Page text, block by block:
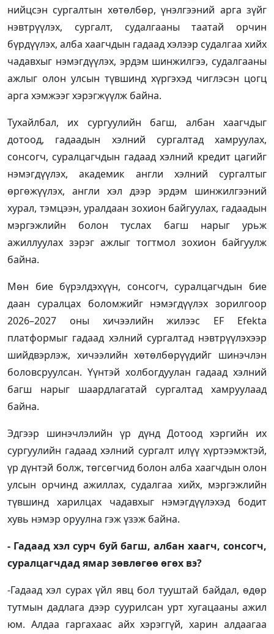
нийцсэн сургалтын хөтөлбөр, үнэлгээний арга зүйг
нэвтрүүлэх, сургалт, судалгааны таатай орчин
бүрдүүлэх, алба хаагчдын гадаад хэлээр судалгаа хийх
чадавхыг нэмэгдүүлэх, эрдэм шинжилгээ, судалгааны
ажлыг олон улсын түвшинд хүргэхэд чиглэсэн цогц
арга хэмжээг хэрэгжүүлж байна.
Тухайлбал, их сургуулийн багш, албан хаагчдыг
дотоод, гадаадын хэлний сургалтад хамруулах,
сонсогч, суралцагчдын гадаад хэлний кредит цагийг
нэмэгдүүлэх, академик англи хэлний сургалтыг
өргөжүүлэх, англи хэл дээр эрдэм шинжилгээний
хурал, тэмцээн, уралдаан зохион байгуулах, гадаадын
мэргэжлийн болон туслах багш нарыг урьж
ажиллуулах зэрэг ажлыг тогтмол зохион байгуулж
байна.
Мөн бие бүрэлдэхүүн, сонсогч, суралцагчдын бие
даан суралцах боломжийг нэмэгдүүлэх зорилгоор
2026–2027 оны хичээлийн жилээс EF Efekta
платформыг гадаад хэлний сургалтад нэвтрүүлэхээр
шийдвэрлэж, хичээлийн хөтөлбөрүүдийг шинэчлэн
боловсруулсан. Үүнтэй холбогдуулан гадаад хэлний
багш нарыг шаардлагатай сургалтад хамруулаад
байна.
Эдгээр шинэчлэлийн үр дүнд Дотоод хэргийн их
сургуулийн гадаад хэлний сургалт илүү хүртээмжтэй,
үр дүнтэй болж, төгсөгчид болон алба хаагчдын олон
улсын орчинд ажиллах, судалгаа хийх, мэргэжлийн
түвшинд харилцах чадавхыг нэмэгдүүлэхэд бодит
хувь нэмэр оруулна гэж үзэж байна.
- Гадаад хэл сурч буй багш, албан хаагч, сонсогч,
суралцагчдад ямар зөвлөгөө өгөх вэ?
-Гадаад хэл сурах үйл явц бол тууштай байдал, өдөр
тутмын дадлага дээр суурилсан урт хугацааны ажил
юм. Алдаа гаргахаас айх хэрэггүй, харин алдаагаа